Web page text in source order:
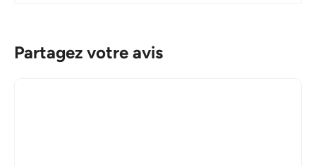
Partagez votre avis